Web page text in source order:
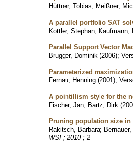
Hüttner, Tobias; Meißner,
A parallel portfolio SAT
Kottler, Stephan; Kaufmann,
Parallel Support Vector
Brugger, Dominik (2006);
Parameterized
Fernau, Henning (2001);
A pointillism style for the
Fischer, Jan; Bartz, Dirk (
Pruning population size in
Rakitsch, Barbara;
WSI ; 2010 ; 2